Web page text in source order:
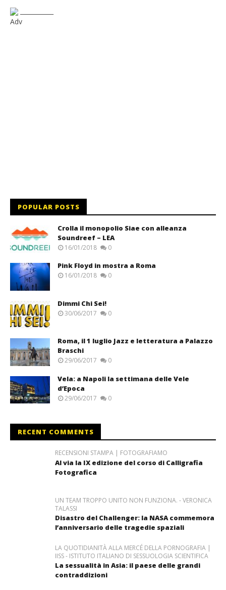
Adv
POPULAR POSTS
Crolla il monopolio Siae con alleanza
Soundreef – LEA
16/01/2018 0
Pink Floyd in mostra a Roma
16/01/2018 0
Dimmi Chi Sei!
30/06/2017 0
Roma, il 1 luglio Jazz e letteratura a Palazzo
Braschi
29/06/2017 0
Vela: a Napoli la settimana delle Vele
d’Epoca
29/06/2017 0
RECENT COMMENTS
RECENSIONI STAMPA | FOTOGRAFIAMO
Al via la IX edizione del corso di Calligrafia
Fotografica
UN TEAM TROPPO UNITO NON FUNZIONA. - VERONICA
TALASSI
Disastro del Challenger: la NASA commemora
l’anniversario delle tragedie spaziali
LA QUOTIDIANITÀ ALLA MERCÉ DELLA PORNOGRAFIA |
IISS - ISTITUTO ITALIANO DI SESSUOLOGIA SCIENTIFICA
La sessualità in Asia: il paese delle grandi
contraddizioni